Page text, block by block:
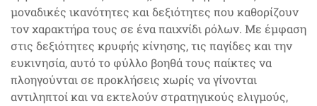
μοναδικές ικανότητες και δεξιότητες που καθορίζουν
τον χαρακτήρα τους σε ένα παιχνίδι ρόλων. Με έμφαση
στις δεξιότητες κρυφής κίνησης, τις παγίδες και την
ευκινησία, αυτό το φύλλο βοηθά τους παίκτες να
πλοηγούνται σε προκλήσεις χωρίς να γίνονται
αντιληπτοί και να εκτελούν στρατηγικούς ελιγμούς,